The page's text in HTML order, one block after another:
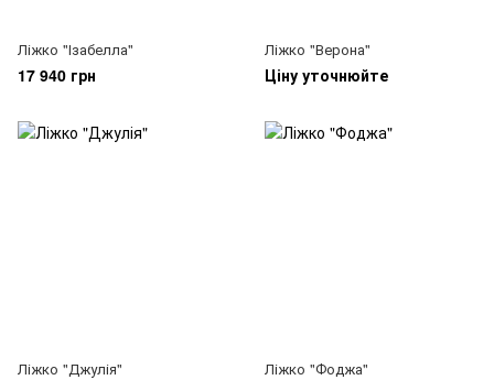
Ліжко "Ізабелла"
17 940 грн
Ліжко "Верона"
Ціну уточнюйте
Ліжко "Джулія" Ліжко "Фоджа"